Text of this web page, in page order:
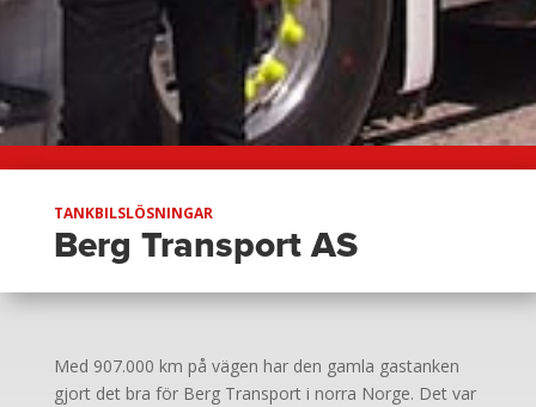
TANKBILSLÖSNINGAR
Berg Transport AS
Med 907.000 km på vägen har den gamla gastanken
gjort det bra för Berg Transport i norra Norge. Det var